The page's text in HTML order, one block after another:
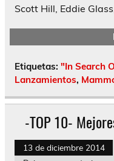
Scott Hill, Eddie
Etiquetas: "In Search
Lanzamientos,
-TOP 10-
13 de diciembre 2014